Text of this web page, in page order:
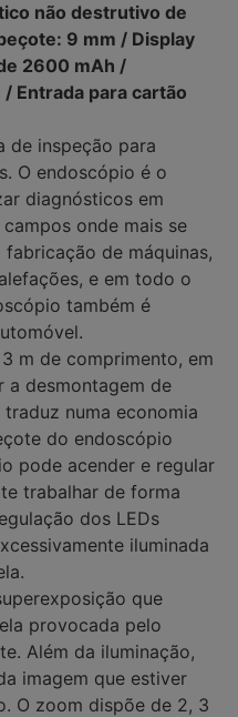
não destrutivo de
9 mm / Display
2600 mAh /
Entrada para cartão
de inspeção para
O endoscópio é o
diagnósticos em
onde mais se
de máquinas,
e em todo o
também é
m de comprimento, em
a desmontagem de
numa economia
do endoscópio
pode acender e regular
trabalhar de forma
dos LEDs
iluminada
que
provocada pelo
Além da iluminação,
imagem que estiver
O zoom dispõe de 2, 3